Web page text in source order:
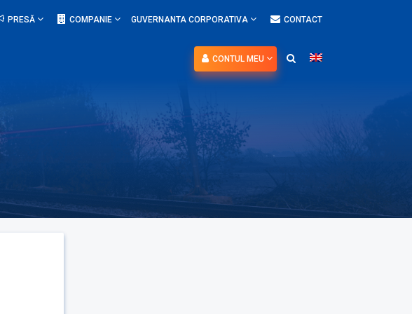
PRESĂ COMPANIE GUVERNANTA CORPORATIVA CONTACT
CONTUL MEU